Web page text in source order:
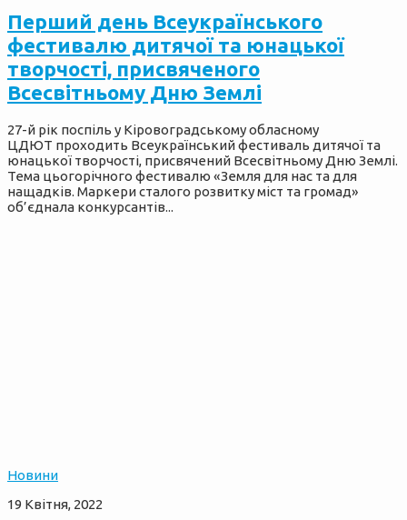
Перший день Всеукраїнського
фестивалю дитячої та юнацької
творчості, присвяченого
Всесвітньому Дню Землі
27-й рік поспіль у Кіровоградському обласному
ЦДЮТ проходить Всеукраїнський фестиваль дитячої та
юнацької творчості, присвячений Всесвітньому Дню Землі.
Тема цьогорічного фестивалю «Земля для нас та для
нащадків. Маркери сталого розвитку міст та громад»
об’єднала конкурсантів...
Новини
19 Квітня, 2022